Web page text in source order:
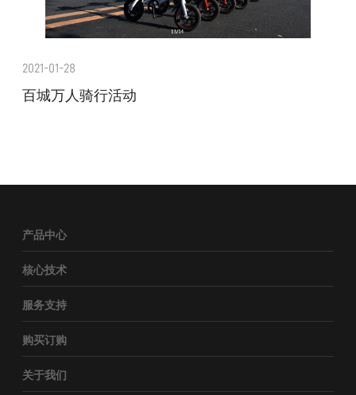
2021-01-28
百城万人骑行活动
产品中心
核心技术
服务支持
购买订购
关于我们